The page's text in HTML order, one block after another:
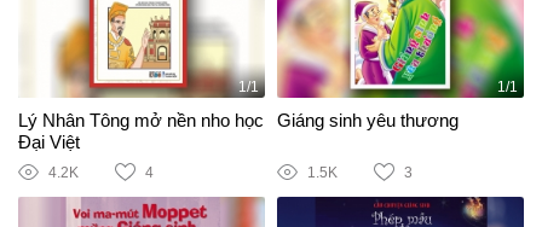
1/1
Lý Nhân Tông mở nền nho học
Đại Việt
4.2K 4
1/1
Giáng sinh yêu thương
1.5K 3